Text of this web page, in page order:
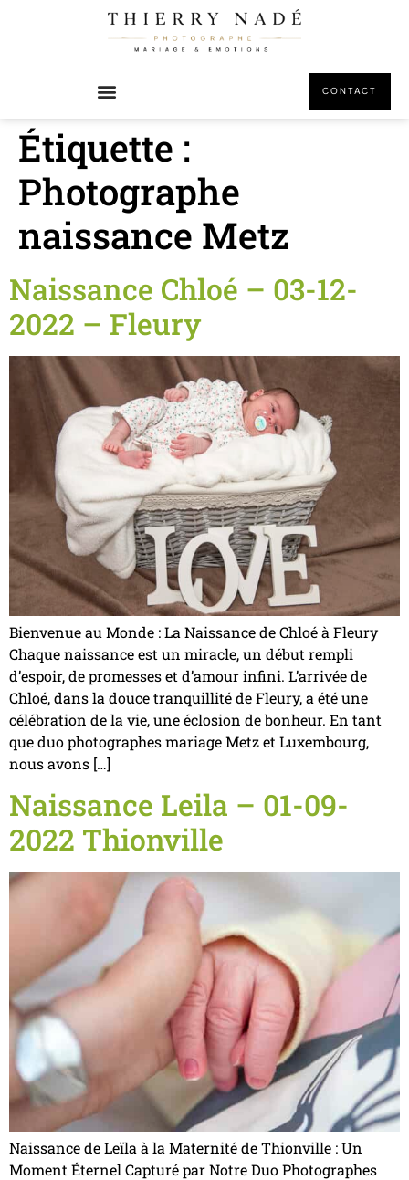
CONTACT
Étiquette :
Photographe
naissance Metz
Naissance Chloé – 03-12-
2022 – Fleury
Bienvenue au Monde : La Naissance de Chloé à Fleury
Chaque naissance est un miracle, un début rempli
d’espoir, de promesses et d’amour infini. L’arrivée de
Chloé, dans la douce tranquillité de Fleury, a été une
célébration de la vie, une éclosion de bonheur. En tant
que duo photographes mariage Metz et Luxembourg,
nous avons […]
Naissance Leila – 01-09-
2022 Thionville
Naissance de Leïla à la Maternité de Thionville : Un
Moment Éternel Capturé par Notre Duo Photographes